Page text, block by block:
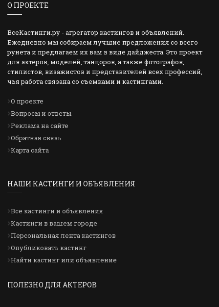
О ПРОЕКТЕ
ВсеКастинги.ру - агрегатор кастингов и объявлений.
Ежедневно мы собираем лучшие предложения со всего
рунета и предлагаем их вам в виде дайджеста. Это проект
для актеров, моделей, танцоров, а также фотографов,
стилистов, визажистов и представителей всех профессий,
чья работа связана со съемками и кастингами.
О проекте
Вопросы и ответы
Реклама на сайте
Обратная связь
Карта сайта
НАШИ КАСТИНГИ И ОБЪЯВЛЕНИЯ
Все кастинги и объявления
Кастинги в вашем городе
Персональная лента кастингов
Опубликовать кастинг
Найти кастинг или объявление
ПОЛЕЗНО ДЛЯ АКТЕРОВ